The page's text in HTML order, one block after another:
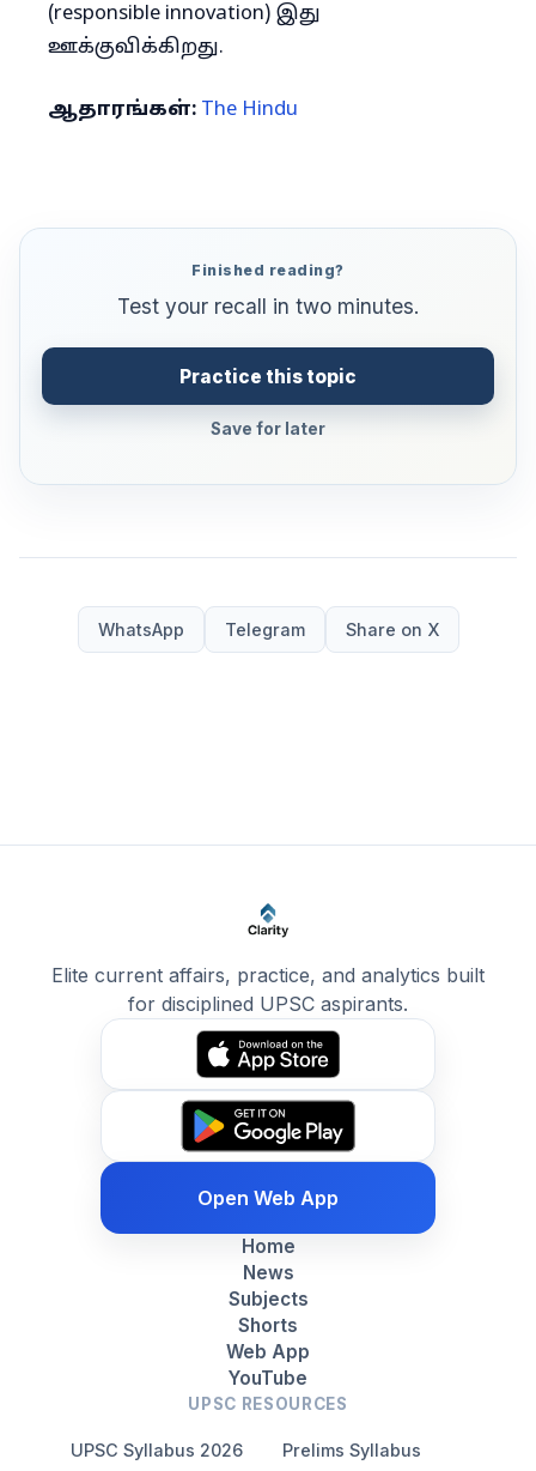
(responsible innovation) இது
ஊக்குவிக்கிறது.
ஆதாரங்கள்: The Hindu
Finished reading?
Test your recall in two minutes.
Practice this topic
Save for later
WhatsApp Telegram Share on X
Elite current affairs, practice, and analytics built
for disciplined UPSC aspirants.
Open Web App
Home
News
Subjects
Shorts
Web App
YouTube
UPSC RESOURCES
UPSC Syllabus 2026 Prelims Syllabus